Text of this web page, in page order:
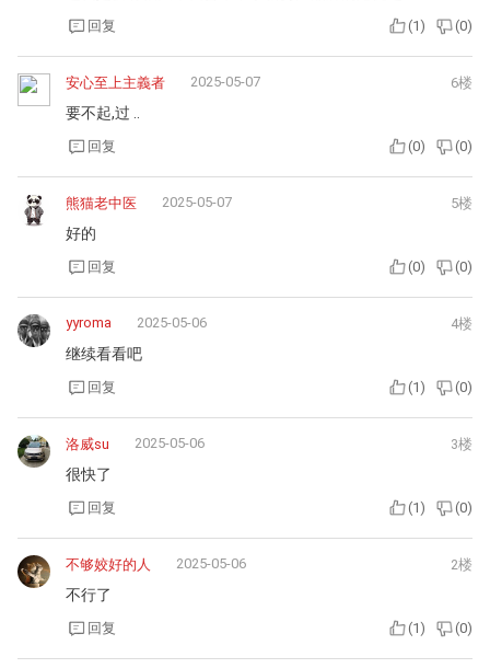
回复 (1 ) (0)
安心至上主義者 2025-05-07 6楼
要不起,过 ..
回复 (0) (0)
熊猫老中医 2025-05-07 5楼
好的
回复 (0) (0)
yyroma 2025-05-06 4楼
继续看看吧
回复 (1 ) (0)
洛威su 2025-05-06 3楼
很快了
回复 (1 ) (0)
不够姣好的人 2025-05-06 2楼
不行了
回复 (1 ) (0)